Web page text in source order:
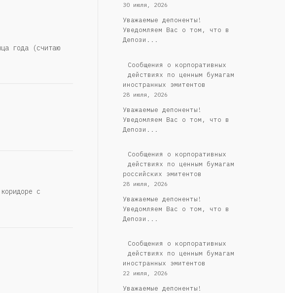
года (считаю
с
30 июля, 2026
Уважаемые депоненты!
Уведомляем Вас о том, что в
Депози...
Сообщения о корпоративных
действиях по ценным бумагам
иностранных эмитентов
28 июля, 2026
Уважаемые депоненты!
Уведомляем Вас о том, что в
Депози...
Cообщения о корпоративных
действиях по ценным бумагам
российских эмитентов
28 июля, 2026
Уважаемые депоненты!
Уведомляем Вас о том, что в
Депози...
Сообщения о корпоративных
действиях по ценным бумагам
иностранных эмитентов
22 июля, 2026
Уважаемые депоненты!